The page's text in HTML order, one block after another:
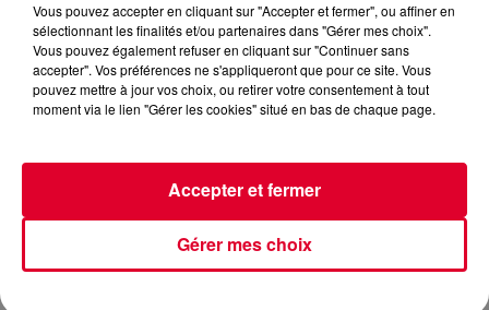
Vous pouvez accepter en cliquant sur "Accepter et fermer", ou affiner en
sélectionnant les finalités et/ou partenaires dans "Gérer mes choix".
Vous pouvez également refuser en cliquant sur "Continuer sans
accepter". Vos préférences ne s'appliqueront que pour ce site. Vous
pouvez mettre à jour vos choix, ou retirer votre consentement à tout
moment via le lien "Gérer les cookies" situé en bas de chaque page.
Gérer mes choix
Accepter et fermer